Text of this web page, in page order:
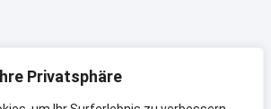
Privatsphäre